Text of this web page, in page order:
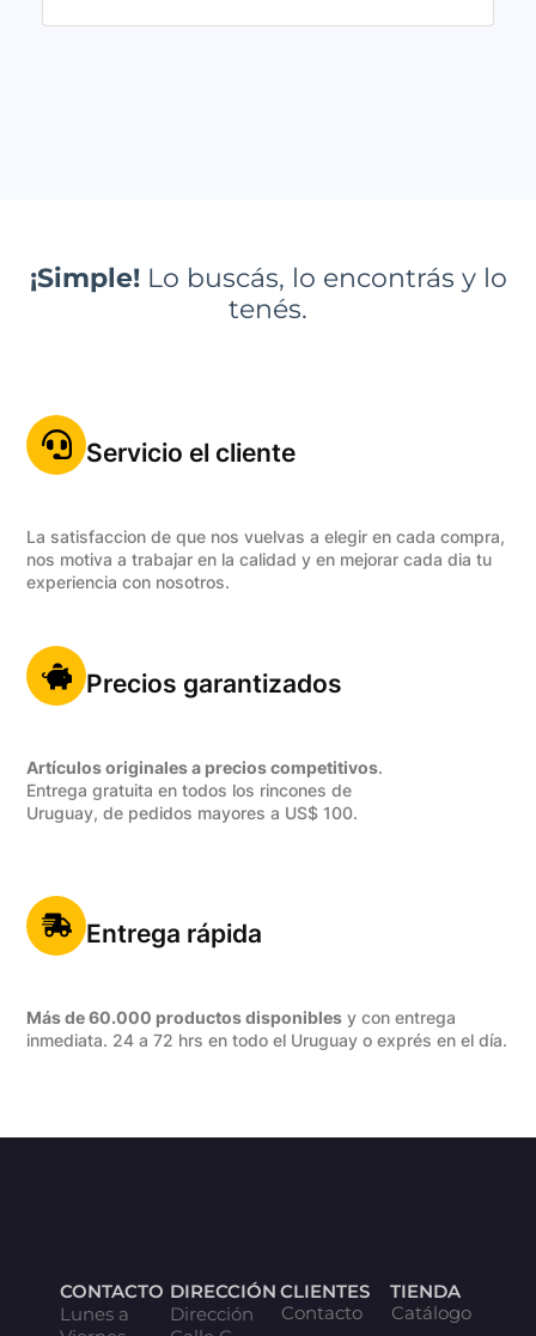
¡Simple!Lo buscás, lo encontrás y lo
tenés.
Servicio el cliente
La satisfaccion de que nos vuelvas a elegir en cada compra,
nos motiva a trabajar en la calidad y en mejorar cada dia tu
experiencia con nosotros.
Precios garantizados
Artículos originales a precios competitivos.
Entrega gratuita en todos los rincones de
Uruguay, de pedidos mayores a US$ 100.
Entrega rápida
Más de 60.000 productos disponibles y con entrega
inmediata. 24 a 72 hrs en todo el Uruguay o exprés en el día.
CONTACTO
Lunes a
DIRECCIÓN
Dirección
CLIENTES
Contacto
TIENDA
Catálogo